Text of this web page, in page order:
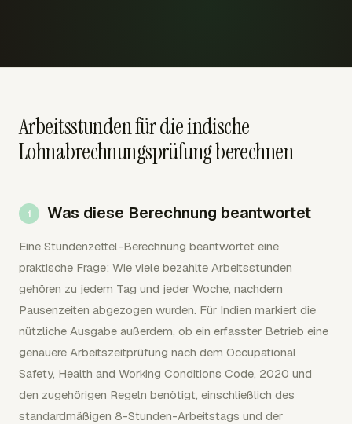
Arbeitsstunden für die indische
Lohnabrechnungsprüfung berechnen
Was diese Berechnung beantwortet
Eine Stundenzettel-Berechnung beantwortet eine
praktische Frage: Wie viele bezahlte Arbeitsstunden
gehören zu jedem Tag und jeder Woche, nachdem
Pausenzeiten abgezogen wurden. Für Indien markiert die
nützliche Ausgabe außerdem, ob ein erfasster Betrieb eine
genauere Arbeitszeitprüfung nach dem Occupational
Safety, Health and Working Conditions Code, 2020 und
den zugehörigen Regeln benötigt, einschließlich des
standardmäßigen 8-Stunden-Arbeitstags und der